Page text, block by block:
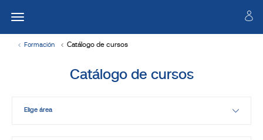
Formación Catálogo de cursos
Catálogo de cursos
Elige área